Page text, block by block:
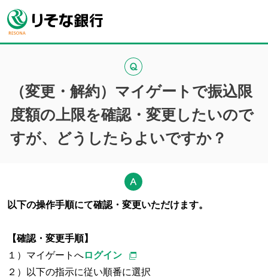
（変更・解約）マイゲートで振込限
度額の上限を確認・変更したいので
すが、どうしたらよいですか？
以下の操作手順にて確認・変更いただけます。
【確認・変更手順】
１）マイゲートへログイン
２）以下の指示に従い順番に選択